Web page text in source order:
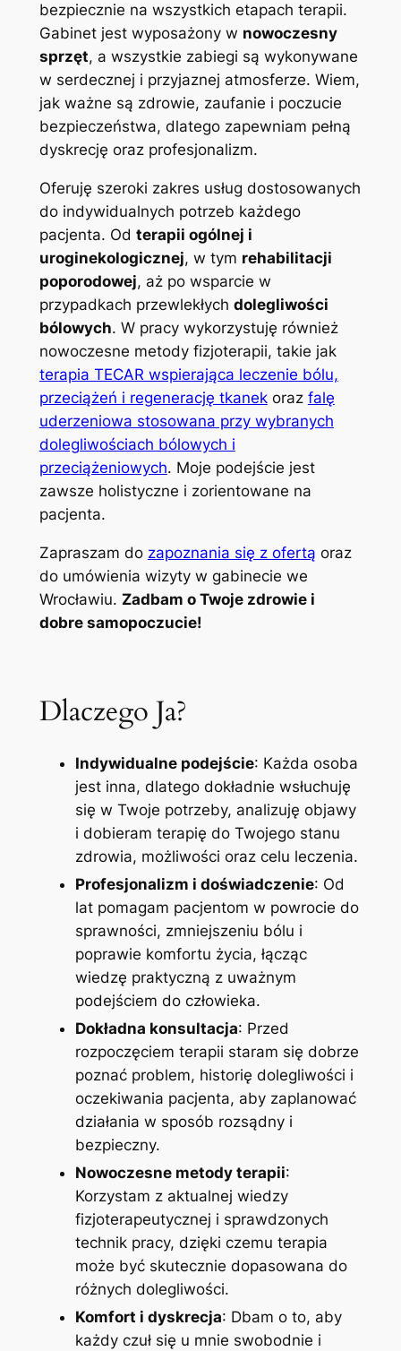
bezpiecznie na wszystkich etapach terapii.
Gabinet jest wyposażony w nowoczesny
sprzęt, a wszystkie zabiegi są wykonywane
w serdecznej i przyjaznej atmosferze. Wiem,
jak ważne są zdrowie, zaufanie i poczucie
bezpieczeństwa, dlatego zapewniam pełną
dyskrecję oraz profesjonalizm.
Oferuję szeroki zakres usług dostosowanych
do indywidualnych potrzeb każdego
pacjenta. Od terapii ogólnej i
uroginekologicznej, w tym rehabilitacji
poporodowej, aż po wsparcie w
przypadkach przewlekłych dolegliwości
bólowych. W pracy wykorzystuję również
nowoczesne metody fizjoterapii, takie jak
terapia TECAR wspierająca leczenie bólu,
przeciążeń i regenerację tkanekoraz falę
uderzeniowa stosowana przy wybranych
dolegliwościach bólowych i
przeciążeniowych. Moje podejście jest
zawsze holistyczne i zorientowane na
pacjenta.
Zapraszam do zapoznania się z ofertą oraz
do umówienia wizyty w gabinecie we
Wrocławiu. Zadbam o Twoje zdrowie i
dobre samopoczucie!
Dlaczego Ja?
Indywidualne podejście: Każda osoba
jest inna, dlatego dokładnie wsłuchuję
się w Twoje potrzeby, analizuję objawy
i dobieram terapię do Twojego stanu
zdrowia, możliwości oraz celu leczenia.
Profesjonalizm i doświadczenie: Od
lat pomagam pacjentom w powrocie do
sprawności, zmniejszeniu bólu i
poprawie komfortu życia, łącząc
wiedzę praktyczną z uważnym
podejściem do człowieka.
Dokładna konsultacja: Przed
rozpoczęciem terapii staram się dobrze
poznać problem, historię dolegliwości i
oczekiwania pacjenta, aby zaplanować
działania w sposób rozsądny i
bezpieczny.
Nowoczesne metody terapii:
Korzystam z aktualnej wiedzy
fizjoterapeutycznej i sprawdzonych
technik pracy, dzięki czemu terapia
może być skutecznie dopasowana do
różnych dolegliwości.
Komfort i dyskrecja: Dbam o to, aby
każdy czuł się u mnie swobodnie i